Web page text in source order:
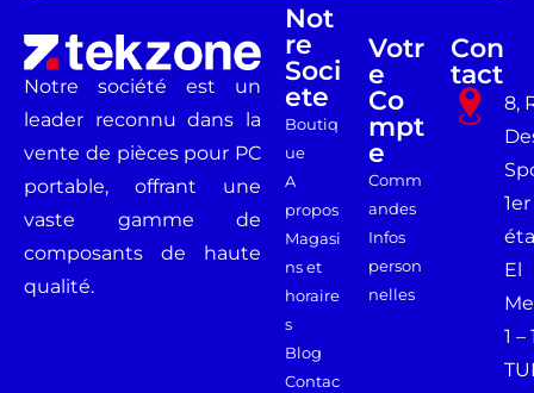
Notre société est un
leader reconnu dans la
vente de pièces pour PC
portable, offrant une
vaste gamme de
composants de haute
qualité.
Not
Re
Soci
Ete
Boutiq
ue
A
propos
Magasi
ns et
horaire
s
Blog
Contac
Votr
E
Co
Mpt
E
Comm
andes
Infos
person
nelles
Con
Tact
8,
1er
El
1 –